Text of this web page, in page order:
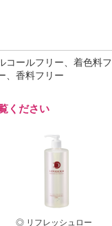
コールフリー、着色料フ
、香料フリー
ください
◎ リフレッシュロー